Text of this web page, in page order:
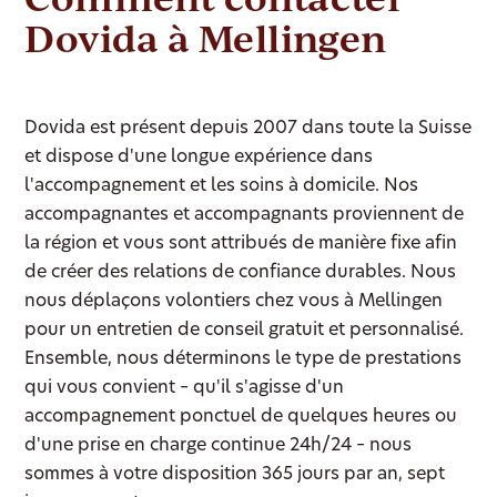
Dovida à Mellingen
Dovida est présent depuis 2007 dans toute la Suisse
et dispose d'une longue expérience dans
l'accompagnement et les soins à domicile. Nos
accompagnantes et accompagnants proviennent de
la région et vous sont attribués de manière fixe afin
de créer des relations de confiance durables. Nous
nous déplaçons volontiers chez vous à Mellingen
pour un entretien de conseil gratuit et personnalisé.
Ensemble, nous déterminons le type de prestations
qui vous convient – qu'il s'agisse d'un
accompagnement ponctuel de quelques heures ou
d'une prise en charge continue 24h/24 – nous
sommes à votre disposition 365 jours par an, sept